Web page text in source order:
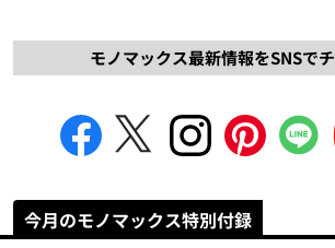
モノマックス最新情報をSNSで
今月のモノマックス特別付録